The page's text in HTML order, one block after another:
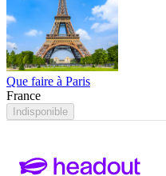
Que faire à Paris
France
Indisponible